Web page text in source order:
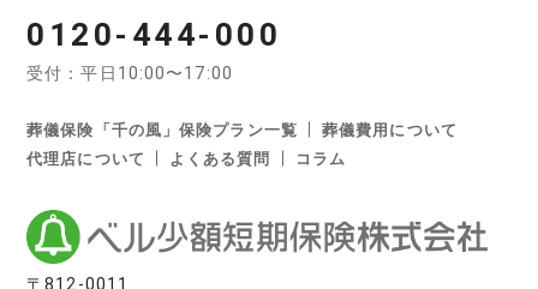
いいお墓-ペット霊園版 樹木葬なび
寺院墓地.com 優良墓石・石材店ガイド
お墓の引越し＆墓じまいくん
いい葬儀 いいお坊さん
日本最大級の仏壇仏具総合サイト「いい仏壇」
0120-444-000
受付：平日10:00〜17:00
葬儀保険「千の風」保険プラン一覧
葬儀費用について
代理店について
よくある質問 コラム
〒812-0011